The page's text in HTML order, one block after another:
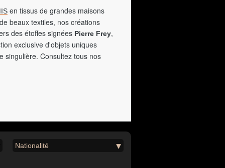
en tissus de grandes maisons
beaux textiles, nos créations
des étoffes signées Pierre Frey,
exclusive d'objets uniques
singulière. Consultez tous nos
Nationalité